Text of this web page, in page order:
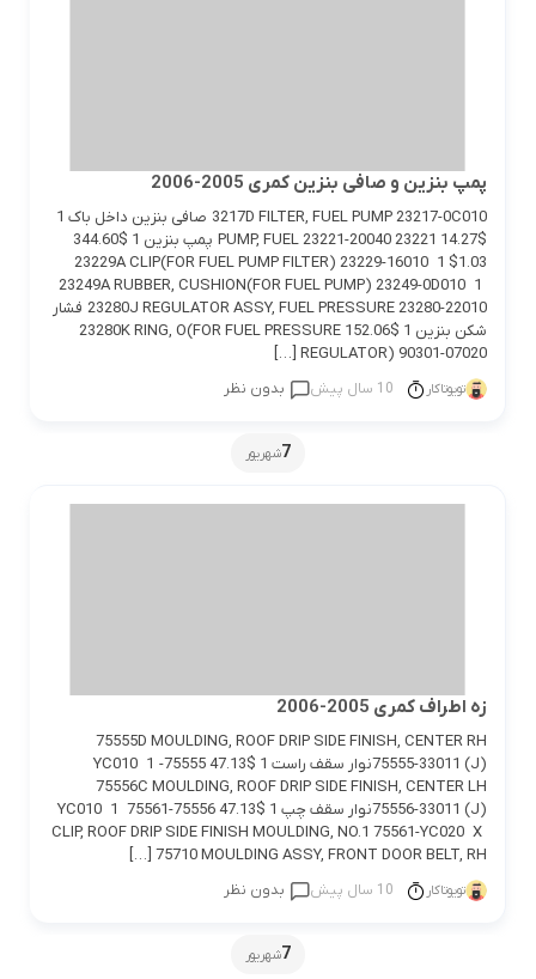
پمپ بنزین و صافی بنزین کمری 2005-2006
3217D FILTER, FUEL PUMP 23217-0C010 صافی بنزین داخل باک 1
$14.27 23221 PUMP, FUEL 23221-20040 پمپ بنزین 1 $344.60
23229A CLIP(FOR FUEL PUMP FILTER) 23229-16010 1 $1.03
23249A RUBBER, CUSHION(FOR FUEL PUMP) 23249-0D010 1
23280J REGULATOR ASSY, FUEL PRESSURE 23280-22010 فشار
شکن بنزین 1 $152.06 23280K RING, O(FOR FUEL PRESSURE
REGULATOR) 90301-07020 […]
تویوتاکار 10 سال پیش بدون نظر
7شهریور
زه اطراف کمری 2005-2006
75555D MOULDING, ROOF DRIP SIDE FINISH, CENTER RH
75555-33011 (J)نوار سقف راست 1 $47.13 75555-YC010 1
75556C MOULDING, ROOF DRIP SIDE FINISH, CENTER LH
75556-33011 (J)نوار سقف چپ 1 $47.13 75556-YC010 1 75561
CLIP, ROOF DRIP SIDE FINISH MOULDING, NO.1 75561-YC020 X
75710 MOULDING ASSY, FRONT DOOR BELT, RH […]
تویوتاکار 10 سال پیش بدون نظر
7شهریور